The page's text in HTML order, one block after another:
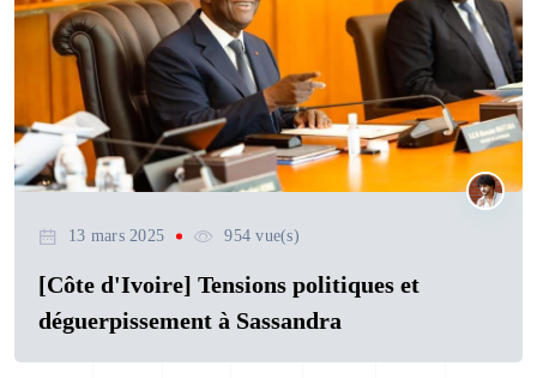
13 mars 2025 954 vue(s)
[Côte d'Ivoire] Tensions politiques et
déguerpissement à Sassandra